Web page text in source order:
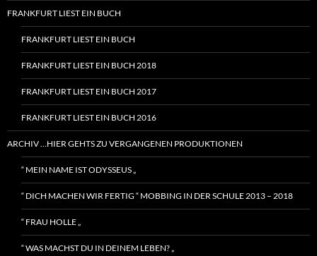
FRANKFURT LIEST EIN BUCH
FRANKFURT LIEST EIN BUCH
FRANKFURT LIEST EIN BUCH 2018
FRANKFURT LIEST EIN BUCH 2017
FRANKFURT LIEST EIN BUCH 2016
ARCHIV …HIER GEHTS ZU VERGANGENEN PRODUKTIONEN
“ MEIN NAME IST ODYSSEUS „
“ DICH MACHEN WIR FERTIG “ MOBBING IN DER SCHULE 2013 – 2018
“ FRAU HOLLE „
“ WAS MACHST DU IN DEINEM LEBEN? „